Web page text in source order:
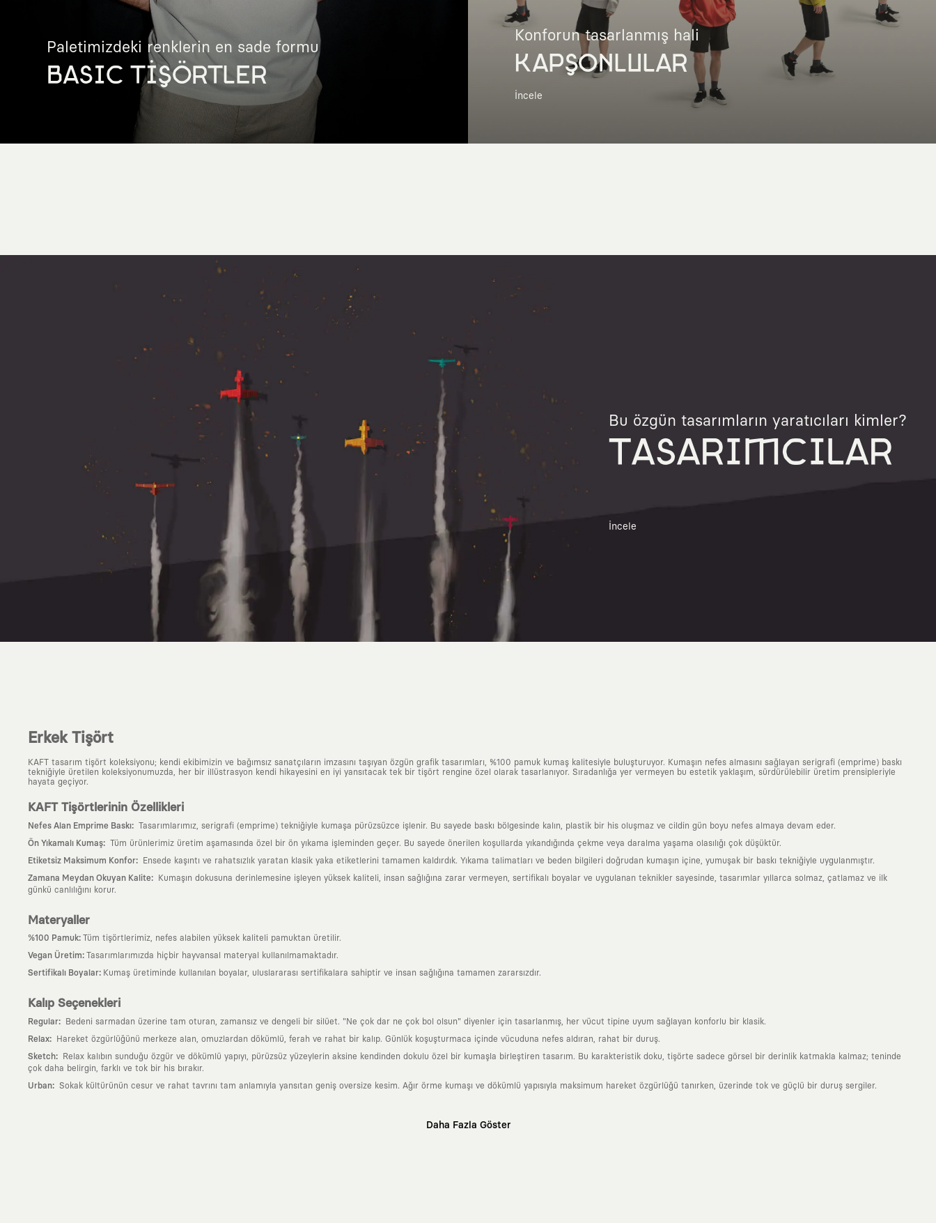
Paletimizdeki renklerin en sade formu
BASIC TİŞÖRTLER
Konforun tasarlanmış hali
KAPŞONLULAR
İncele
Bu özgün tasarımların yaratıcıları kimler?
TASARIMCILAR
İncele
Erkek Tişört
KAFT tasarım tişört koleksiyonu; kendi ekibimizin ve bağımsız sanatçıların imzasını taşıyan özgün grafik tasarımları, %100 pamuk kumaş kalitesiyle buluşturuyor. Kumaşın nefes almasını sağlayan serigrafi (emprime) baskı
tekniğiyle üretilen koleksiyonumuzda, her bir illüstrasyon kendi hikayesini en iyi yansıtacak tek bir tişört rengine özel olarak tasarlanıyor. Sıradanlığa yer vermeyen bu estetik yaklaşım, sürdürülebilir üretim prensipleriyle
hayata geçiyor.
KAFT Tişörtlerinin Özellikleri
Nefes Alan Emprime Baskı: Tasarımlarımız, serigrafi (emprime) tekniğiyle kumaşa pürüzsüzce işlenir. Bu sayede baskı bölgesinde kalın, plastik bir his oluşmaz ve cildin gün boyu nefes almaya devam eder.
Ön Yıkamalı Kumaş: Tüm ürünlerimiz üretim aşamasında özel bir ön yıkama işleminden geçer. Bu sayede önerilen koşullarda yıkandığında çekme veya daralma yaşama olasılığı çok düşüktür.
Etiketsiz Maksimum Konfor: Ensede kaşıntı ve rahatsızlık yaratan klasik yaka etiketlerini tamamen kaldırdık. Yıkama talimatları ve beden bilgileri doğrudan kumaşın içine, yumuşak bir baskı tekniğiyle uygulanmıştır.
Zamana Meydan Okuyan Kalite:
Kumaşın dokusuna derinlemesine işleyen yüksek kaliteli, insan sağlığına zarar vermeyen, sertifikalı boyalar ve uygulanan teknikler sayesinde, tasarımlar yıllarca solmaz, çatlamaz ve ilk
günkü canlılığını korur.
Materyaller
%100 Pamuk: Tüm tişörtlerimiz, nefes alabilen yüksek kaliteli pamuktan üretilir.
Vegan Üretim: Tasarımlarımızda hiçbir hayvansal materyal kullanılmamaktadır.
Sertifikalı Boyalar: Kumaş üretiminde kullanılan boyalar, uluslararası sertifikalara sahiptir ve insan sağlığına tamamen zararsızdır.
Kalıp Seçenekleri
Regular: Bedeni sarmadan üzerine tam oturan, zamansız ve dengeli bir silüet. "Ne çok dar ne çok bol olsun" diyenler için tasarlanmış, her vücut tipine uyum sağlayan konforlu bir klasik.
Relax: Hareket özgürlüğünü merkeze alan, omuzlardan dökümlü, ferah ve rahat bir kalıp. Günlük koşuşturmaca içinde vücuduna nefes aldıran, rahat bir duruş.
Sketch:
Relax kalıbın sunduğu özgür ve dökümlü yapıyı, pürüzsüz yüzeylerin aksine kendinden dokulu özel bir kumaşla birleştiren tasarım. Bu karakteristik doku, tişörte sadece görsel bir derinlik katmakla kalmaz; teninde
çok daha belirgin, farklı ve tok bir his bırakır.
Urban: Sokak kültürünün cesur ve rahat tavrını tam anlamıyla yansıtan geniş oversize kesim. Ağır örme kumaşı ve dökümlü yapısıyla maksimum hareket özgürlüğü tanırken, üzerinde tok ve güçlü bir duruş sergiler.
Daha Fazla Göster